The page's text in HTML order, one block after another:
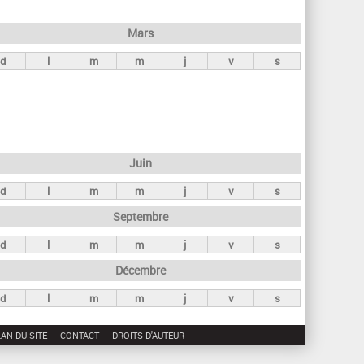
r
c
Mars
d l m m j v s
Juin
d l m m j v s
Septembre
d l m m j v s
Décembre
d l m m j v s
DU SITE CONTACT DROITS D'AUTEUR